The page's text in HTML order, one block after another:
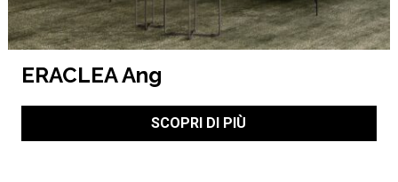
ERACLEA Ang
SCOPRI DI PIÙ